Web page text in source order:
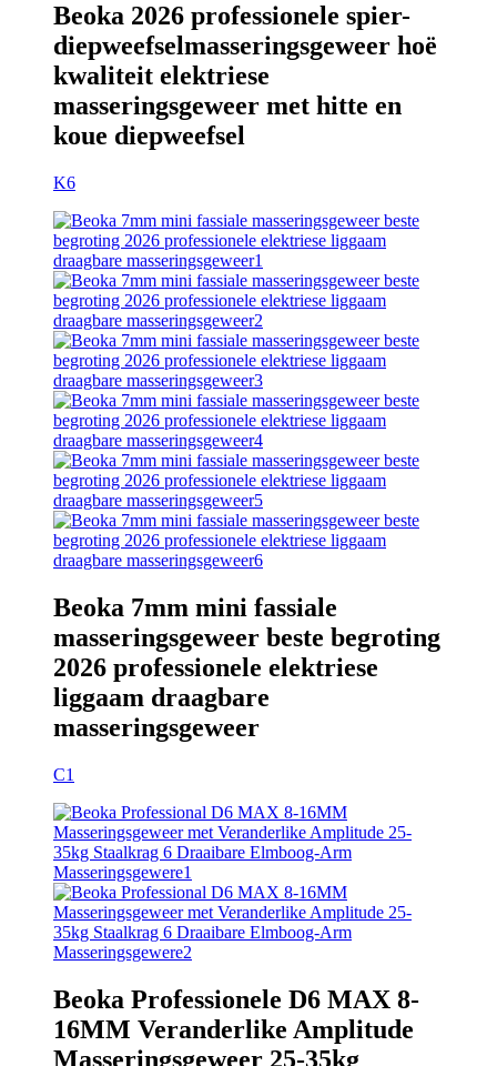
Beoka 2026 professionele spier-
diepweefselmasseringsgeweer hoë
kwaliteit elektriese
masseringsgeweer met hitte en
koue diepweefsel
K6
Beoka 7mm mini fassiale
masseringsgeweer beste begroting
2026 professionele elektriese
liggaam draagbare
masseringsgeweer
C1
Beoka Professionele D6 MAX 8-
16MM Veranderlike Amplitude
Masseringsgeweer 25-35kg